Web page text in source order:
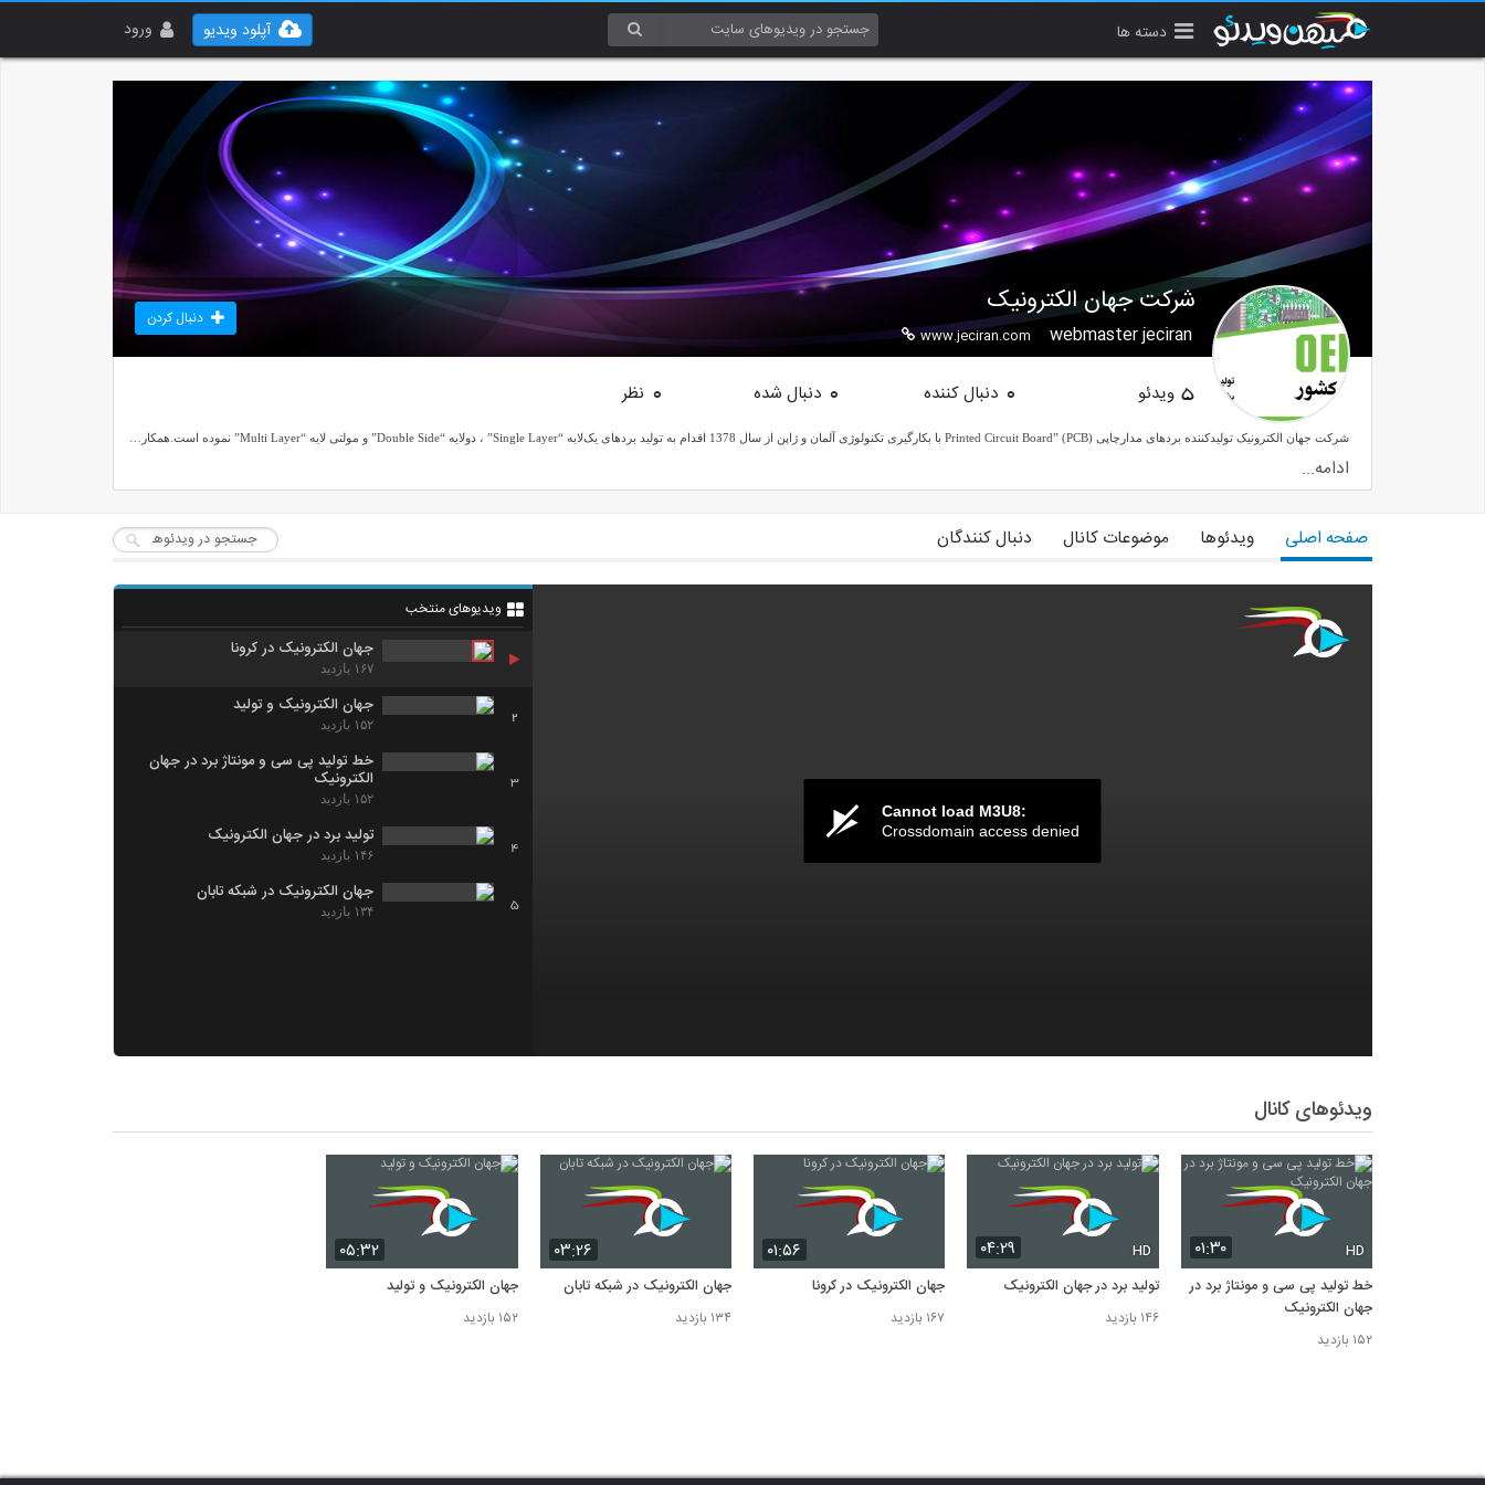
دسته ها ورود آپلود ویدیو
شرکت جهان الکترونیک
webmaster jeciran
www.jeciran.com
دنبال کردن
5 ویدئو 0 دنبال کننده 0 دنبال شده 0 نظر
ادامه...
صفحه اصلی ویدئوها موضوعات کانال دنبال کنندگان
Cannot load M3U8:
Crossdomain access denied
ویدیوهای منتخب
جهان الکترونیک در کرونا
۱۶۷ بازدید
2
جهان الکترونیک و تولید
۱۵۲ بازدید
3
خط تولید پی سی و مونتاژ برد در جهان
الکترونیک
۱۵۲ بازدید
4
تولید برد در جهان الکترونیک
۱۴۶ بازدید
5
جهان الکترونیک در شبکه تابان
۱۳۴ بازدید
ویدئوهای کانال
۰۱:۳۰ HD
خط تولید پی سی و مونتاژ برد در
جهان الکترونیک
۱۵۲ بازدید
۰۴:۲۹ HD
تولید برد در جهان الکترونیک
۱۴۶ بازدید
۰۱:۵۶
جهان الکترونیک در کرونا
۱۶۷ بازدید
۰۳:۲۶
جهان الکترونیک در شبکه تابان
۱۳۴ بازدید
۰۵:۳۲
جهان الکترونیک و تولید
۱۵۲ بازدید